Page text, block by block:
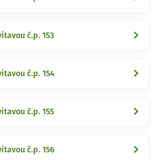
č.p. 153
č.p. 154
č.p. 155
č.p. 156